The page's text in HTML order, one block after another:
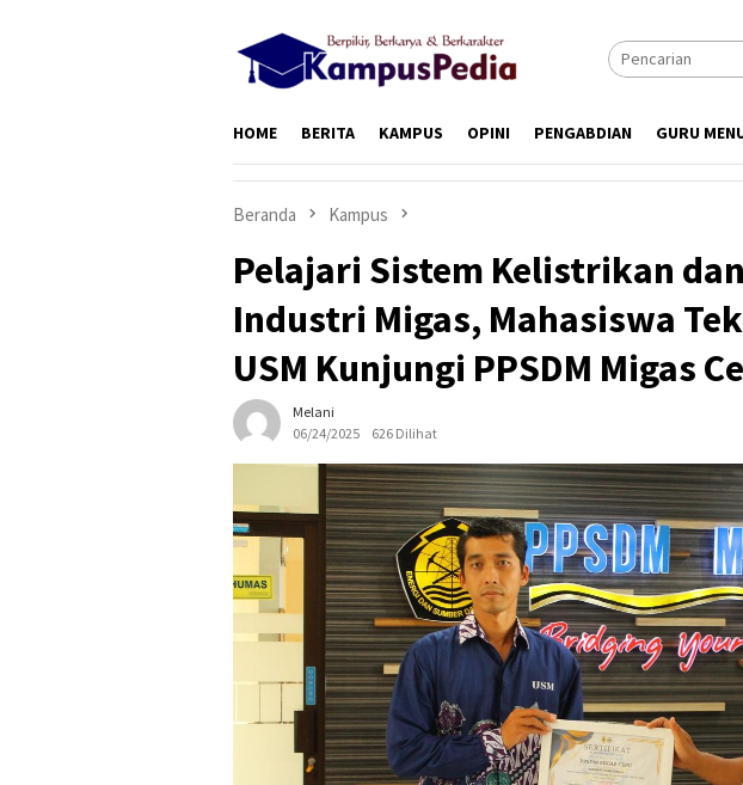
HOME BERITA KAMPUS OPINI PENGABDIAN GURU
Beranda Kampus
Pelajari Sistem Kelistrikan
Industri Migas, Mahasiswa
USM Kunjungi PPSDM Migas
Melani
06/24/2025
626 Dilihat